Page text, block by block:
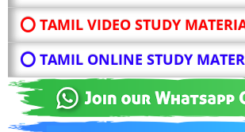
⭕ TAMIL VIDEO STUDY
⭕ TAMIL ONLINE STUDY